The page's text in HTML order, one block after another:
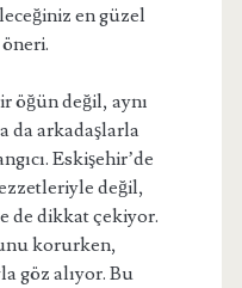
en güzel
öğün değil, aynı
da arkadaşlarla
Eskişehir’de
değil,
de dikkat çekiyor.
korurken,
göz alıyor. Bu